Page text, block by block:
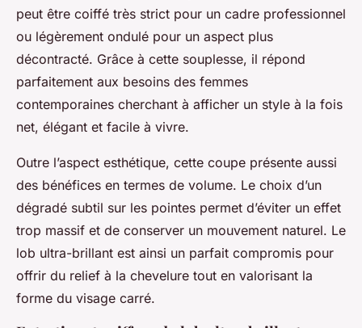
peut être coiffé très strict pour un cadre professionnel
ou légèrement ondulé pour un aspect plus
décontracté. Grâce à cette souplesse, il répond
parfaitement aux besoins des femmes
contemporaines cherchant à afficher un style à la fois
net, élégant et facile à vivre.
Outre l’aspect esthétique, cette coupe présente aussi
des bénéfices en termes de volume. Le choix d’un
dégradé subtil sur les pointes permet d’éviter un effet
trop massif et de conserver un mouvement naturel. Le
lob ultra-brillant est ainsi un parfait compromis pour
offrir du relief à la chevelure tout en valorisant la
forme du visage carré.